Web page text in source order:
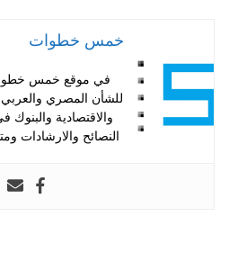
خمس خطوات
في موقع خمس
للشأن المصري والعربي
والاقتصادية
النصائح والارشادات